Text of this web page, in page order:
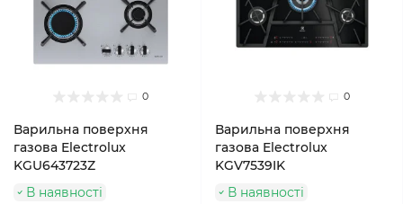
0
Варильна поверхня
газова Electrolux
KGU643723Z
В наявності
0
Варильна поверхня
газова Electrolux
KGV7539IK
В наявності